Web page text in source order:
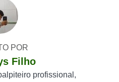
POR
Filho
profissional,